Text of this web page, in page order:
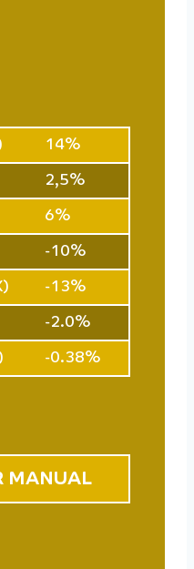
14%
2,5%
6%
-10%
-13%
-2.0%
-0.38%
MANUAL